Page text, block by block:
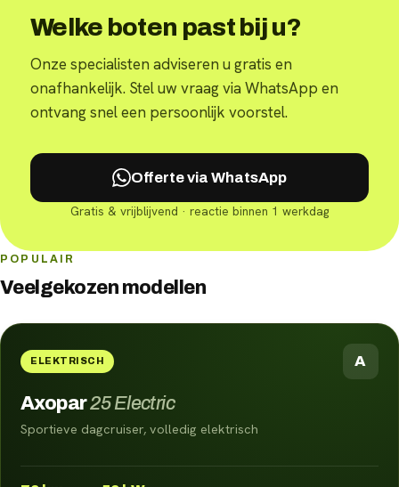
Welke boten past bij u?
Onze specialisten adviseren u gratis en
onafhankelijk. Stel uw vraag via WhatsApp en
ontvang snel een persoonlijk voorstel.
Offerte via WhatsApp
Gratis & vrijblijvend · reactie binnen 1 werkdag
POPULAIR
Veelgekozen modellen
ELEKTRISCH A
Axopar25 Electric
Sportieve dagcruiser, volledig elektrisch